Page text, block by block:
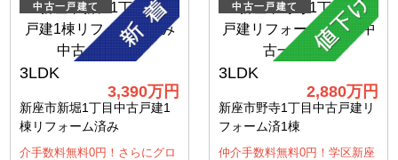
中古一戸建て
3LDK
3,390万円
新座市新堀1丁目中古戸建1
棟リフォーム済み
介手数料無料0円！さらにグロ
中古一戸建て
3LDK
2,880万円
新座市野寺1丁目中古戸建リ
フォーム済1棟
仲介手数料無料0円！学区新座